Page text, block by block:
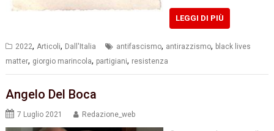
LEGGI DI PIÙ
2022, Articoli, Dall'Italia antifascismo, antirazzismo, black lives
matter, giorgio marincola, partigiani, resistenza
Angelo Del Boca
7 Luglio 2021 Redazione_web